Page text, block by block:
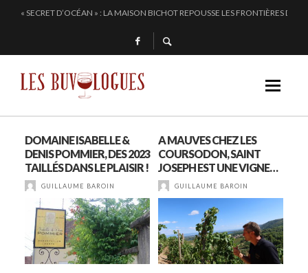
ALTUGNAC, LE COEUR DE L’AUDE BAT PLUS FORT
CHEZ DOMINIQUE GRUHIER, C’EST BULLE, BLANC, ROUGE !
EN 2024, JULIE PITOISET DESSINE LE TRIANGLE DES MOULIN À VENT
DOMAINE ISABELLE &
DENIS POMMIER, DES 2023
TAILLÉS DANS LE PLAISIR !
GUILLAUME BAROIN
A MAUVES CHEZ LES
COURSODON, SAINT
JOSEPH EST UNE VIGNE…
GUILLAUME BAROIN